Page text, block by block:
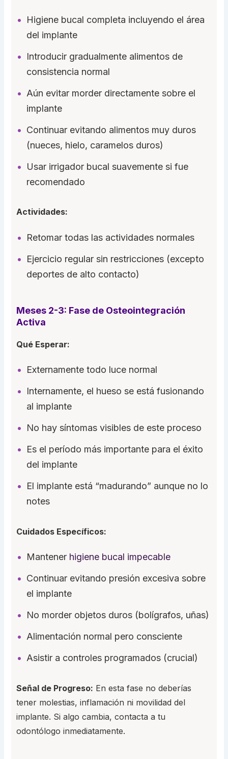
Higiene bucal completa incluyendo el área
del implante
Introducir gradualmente alimentos de
consistencia normal
Aún evitar morder directamente sobre el
implante
Continuar evitando alimentos muy duros
(nueces, hielo, caramelos duros)
Usar irrigador bucal suavemente si fue
recomendado
Actividades:
Retomar todas las actividades normales
Ejercicio regular sin restricciones (excepto
deportes de alto contacto)
Meses 2-3: Fase de Osteointegración
Activa
Qué Esperar:
Externamente todo luce normal
Internamente, el hueso se está fusionando
al implante
No hay síntomas visibles de este proceso
Es el período más importante para el éxito
del implante
El implante está “madurando” aunque no lo
notes
Cuidados Específicos:
Mantener higiene bucal impecable
Continuar evitando presión excesiva sobre
el implante
No morder objetos duros (bolígrafos, uñas)
Alimentación normal pero consciente
Asistir a controles programados (crucial)
Señal de Progreso: En esta fase no deberías
tener molestias, inflamación ni movilidad del
implante. Si algo cambia, contacta a tu
odontólogo inmediatamente.